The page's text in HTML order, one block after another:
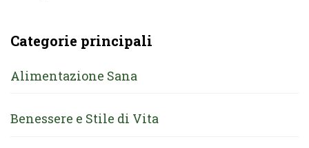
Categorie principali
Alimentazione Sana
Benessere e Stile di Vita